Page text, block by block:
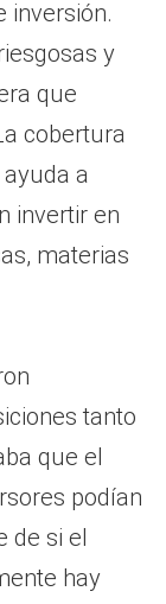
inversión.
y
que
cobertura
a
invertir en
materias
tanto
que el
podían
de si el
hay